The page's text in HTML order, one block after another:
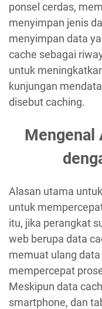
ponsel cerdas,
menyimpan jenis
menyimpan data
cache sebagai
untuk
kunjungan
disebut caching.
Mengenal
Alasan utama
untuk
itu, jika perangkat
web berupa data
memuat ulang
mempercepat
Meskipun data
smartphone, dan